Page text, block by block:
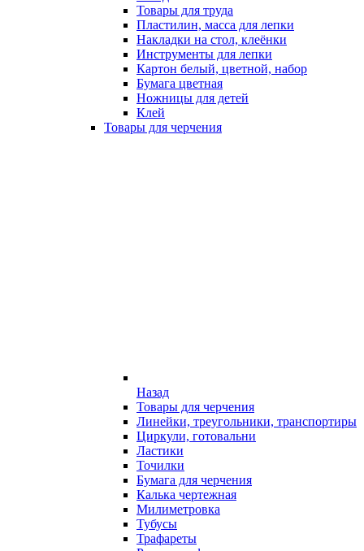
Товары для труда
Пластилин, масса для лепки
Накладки на стол, клеёнки
Инструменты для лепки
Картон белый, цветной, набор
Бумага цветная
Ножницы для детей
Клей
Товары для черчения
Назад
Товары для черчения
Линейки, треугольники, транспортиры
Циркули, готовальни
Ластики
Точилки
Бумага для черчения
Калька чертежная
Милиметровка
Тубусы
Трафареты